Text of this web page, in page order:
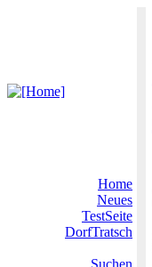
Home
Neues
TestSeite
DorfTratsch
Suchen